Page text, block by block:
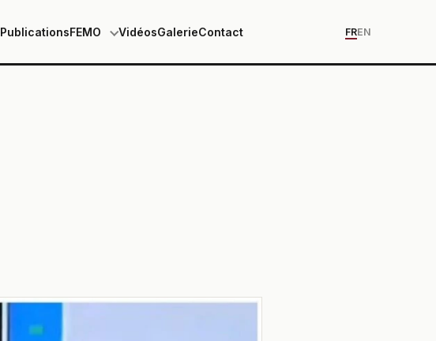
PublicationsFEMO VidéosGalerieContact FREN